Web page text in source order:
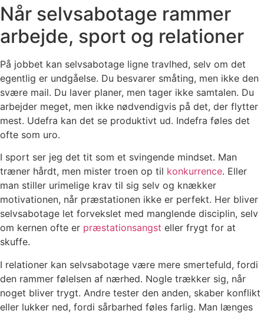
Når selvsabotage rammer
arbejde, sport og relationer
På jobbet kan selvsabotage ligne travlhed, selv om det
egentlig er undgåelse. Du besvarer småting, men ikke den
svære mail. Du laver planer, men tager ikke samtalen. Du
arbejder meget, men ikke nødvendigvis på det, der flytter
mest. Udefra kan det se produktivt ud. Indefra føles det
ofte som uro.
I sport ser jeg det tit som et svingende mindset. Man
træner hårdt, men mister troen op til konkurrence. Eller
man stiller urimelige krav til sig selv og knækker
motivationen, når præstationen ikke er perfekt. Her bliver
selvsabotage let forvekslet med manglende disciplin, selv
om kernen ofte er præstationsangst eller frygt for at
skuffe.
I relationer kan selvsabotage være mere smertefuld, fordi
den rammer følelsen af nærhed. Nogle trækker sig, når
noget bliver trygt. Andre tester den anden, skaber konflikt
eller lukker ned, fordi sårbarhed føles farlig. Man længes